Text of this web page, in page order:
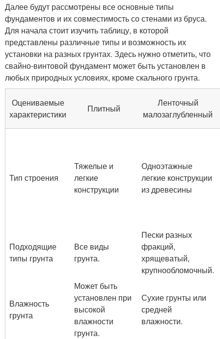
Далее будут рассмотрены все основные типы
фундаментов и их совместимость со стенами из бруса.
Для начала стоит изучить таблицу, в которой
представлены различные типы и возможность их
установки на разных грунтах. Здесь нужно отметить, что
свайно-винтовой фундамент может быть установлен в
любых природных условиях, кроме скального грунта.
Оцениваемые
характеристики
Плитный
Ленточный
малозаглубленный
Тип строения
Тяжелые и
легкие
конструкции
Одноэтажные
легкие конструкции
из древесины
Подходящие
типы грунта
Все виды
грунта.
Пески разных
фракций,
хрящеватый,
крупнообломочный.
Влажность
грунта
Может быть
установлен при
высокой
влажности
грунта.
Сухие грунты или
средней
влажности.